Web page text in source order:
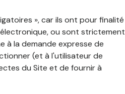
», car ils ont pour finalité
ou sont strictement
à la demande expresse de
(et à l'utilisateur de
du Site et de fournir à